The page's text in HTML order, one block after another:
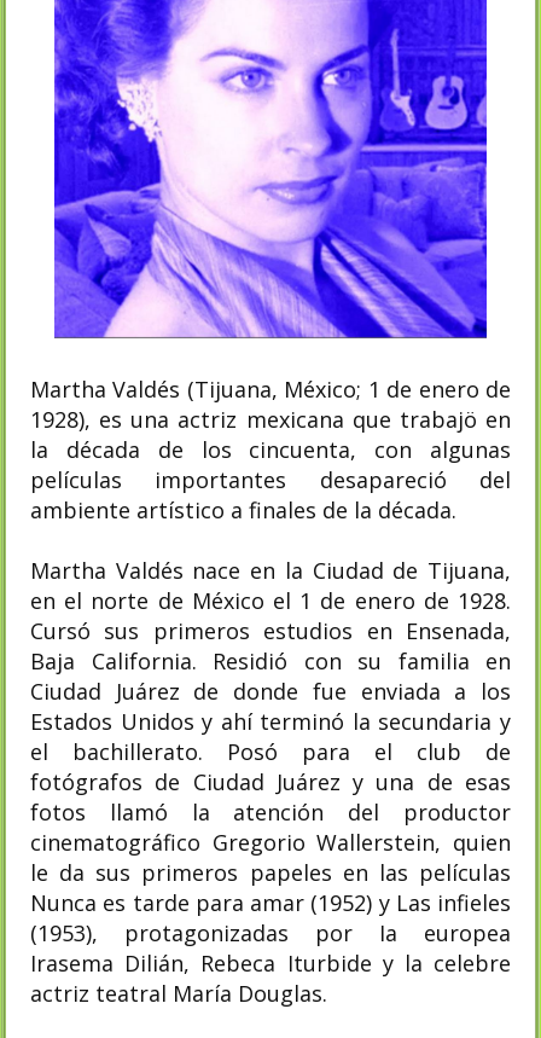
Martha Valdés (Tijuana, México; 1 de enero de
1928), es una actriz mexicana que trabajö en
la década de los cincuenta, con algunas
películas importantes desapareció del
ambiente artístico a finales de la década.
Martha Valdés nace en la Ciudad de Tijuana,
en el norte de México el 1 de enero de 1928.
Cursó sus primeros estudios en Ensenada,
Baja California. Residió con su familia en
Ciudad Juárez de donde fue enviada a los
Estados Unidos y ahí terminó la secundaria y
el bachillerato. Posó para el club de
fotógrafos de Ciudad Juárez y una de esas
fotos llamó la atención del productor
cinematográfico Gregorio Wallerstein, quien
le da sus primeros papeles en las películas
Nunca es tarde para amar (1952) y Las infieles
(1953), protagonizadas por Ia europea
Irasema Dilián, Rebeca Iturbide y la celebre
actriz teatral María Douglas.